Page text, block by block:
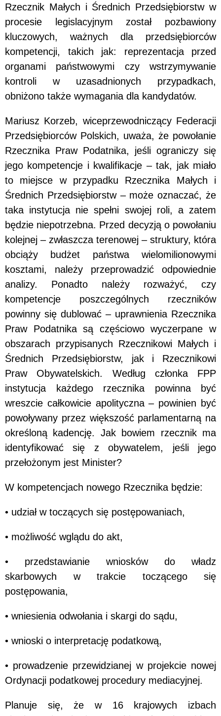
Rzecznik Małych i Średnich Przedsiębiorstw w
procesie legislacyjnym został pozbawiony
kluczowych, ważnych dla przedsiębiorców
kompetencji, takich jak: reprezentacja przed
organami państwowymi czy wstrzymywanie
kontroli w uzasadnionych przypadkach,
obniżono także wymagania dla kandydatów.
Mariusz Korzeb, wiceprzewodniczący Federacji
Przedsiębiorców Polskich, uważa, że powołanie
Rzecznika Praw Podatnika, jeśli ograniczy się
jego kompetencje i kwalifikacje – tak, jak miało
to miejsce w przypadku Rzecznika Małych i
Średnich Przedsiębiorstw – może oznaczać, że
taka instytucja nie spełni swojej roli, a zatem
będzie niepotrzebna. Przed decyzją o powołaniu
kolejnej – zwłaszcza terenowej – struktury, która
obciąży budżet państwa wielomilionowymi
kosztami, należy przeprowadzić odpowiednie
analizy. Ponadto należy rozważyć, czy
kompetencje poszczególnych rzeczników
powinny się dublować – uprawnienia Rzecznika
Praw Podatnika są częściowo wyczerpane w
obszarach przypisanych Rzecznikowi Małych i
Średnich Przedsiębiorstw, jak i Rzecznikowi
Praw Obywatelskich. Według członka FPP
instytucja każdego rzecznika powinna być
wreszcie całkowicie apolityczna – powinien być
powoływany przez większość parlamentarną na
określoną kadencję. Jak bowiem rzecznik ma
identyfikować się z obywatelem, jeśli jego
przełożonym jest Minister?
W kompetencjach nowego Rzecznika będzie:
• udział w toczących się postępowaniach,
• możliwość wglądu do akt,
• przedstawianie wniosków do władz
skarbowych w trakcie toczącego się
postępowania,
• wniesienia odwołania i skargi do sądu,
• wnioski o interpretację podatkową,
• prowadzenie przewidzianej w projekcie nowej
Ordynacji podatkowej procedury mediacyjnej.
Planuje się, że w 16 krajowych izbach